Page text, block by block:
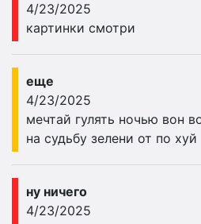
4/23/2025
картинки смотри
еще
4/23/2025
мечтай гулять ночью вон
на судьбу зелени от по хуй
ну ничего
4/23/2025